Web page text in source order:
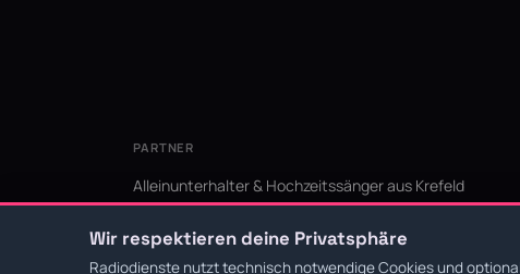
PARTNER
Alleinunterhalter & Hochzeitssänger aus Krefeld
KI Niederrhein - Agentur aus Krefeld für den Niederrhein
Wir respektieren deine Privatsphäre
Radiodienste nutzt technisch notwendige Cookies und